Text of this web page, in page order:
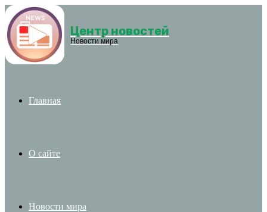
Menu Центр новостей
Новости мира
Главная
О сайте
Новости мира